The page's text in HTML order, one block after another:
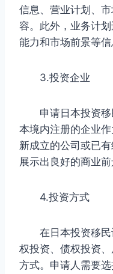
信息、营业计划、
容。此外，业务计
能力和市场前景等信
3.投资企业
申请日本投资移
本境内注册的企业
新成立的公司或已
展示出良好的商业前
4.投资方式
在日本投资移民
权投资、债权投资
方式。申请人需要